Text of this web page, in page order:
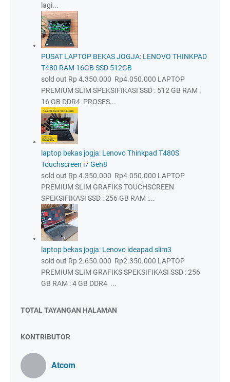
lagi...
PUSAT LAPTOP BEKAS JOGJA: LENOVO THINKPAD
T480 RAM 16GB SSD 512GB
sold out Rp 4.350.000 Rp4.050.000 LAPTOP
PREMIUM SLIM SPEKSIFIKASI SSD : 512 GB RAM :
16 GB DDR4 PROSES...
laptop bekas jogja: Lenovo Thinkpad T480S
Touchscreen i7 Gen8
sold out Rp 4.350.000 Rp4.050.000 LAPTOP
PREMIUM SLIM GRAFIKS TOUCHSCREEN
SPEKSIFIKASI SSD : 256 GB RAM :...
laptop bekas jogja: Lenovo ideapad slim3
sold out Rp 2.650.000 Rp2.350.000 LAPTOP
PREMIUM SLIM GRAFIKS SPEKSIFIKASI SSD : 256
GB RAM : 4 GB DDR4 ...
TOTAL TAYANGAN HALAMAN
KONTRIBUTOR
Atcom